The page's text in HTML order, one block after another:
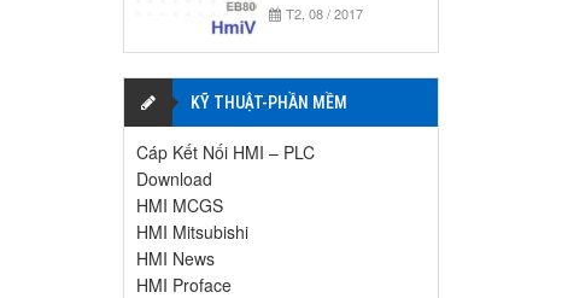
T2, 08 / 2017
KỸ THUẬT-PHẦN MỀM
Cáp Kết Nối HMI – PLC
Download
HMI MCGS
HMI Mitsubishi
HMI News
HMI Proface